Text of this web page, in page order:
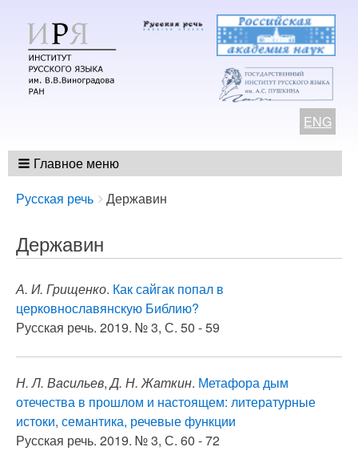
ENG
Главное меню
Breadcrumbs
You
here:
Русская речь Державин
Державин
А. И. Грищенко. Как сайгак попал в
церковнославянскую Библию?
Русская речь. 2019. № 3, С. 50 - 59
Н. Л. Васильев,Д. Н. Жаткин. Метафора дым
отечества в прошлом и настоящем: литературные
истоки, семантика, речевые функции
Русская речь. 2019. № 3, С. 60 - 72